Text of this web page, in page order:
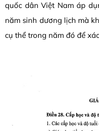
quốc dân Việt Nam áp
năm sinh dương lịch mà
cụ thể trong năm đó để